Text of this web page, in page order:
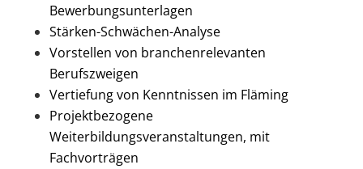
Bewerbungsunterlagen
Stärken-Schwächen-Analyse
Vorstellen von branchenrelevanten
Berufszweigen
Vertiefung von Kenntnissen im Fläming
Projektbezogene
Weiterbildungsveranstaltungen, mit
Fachvorträgen